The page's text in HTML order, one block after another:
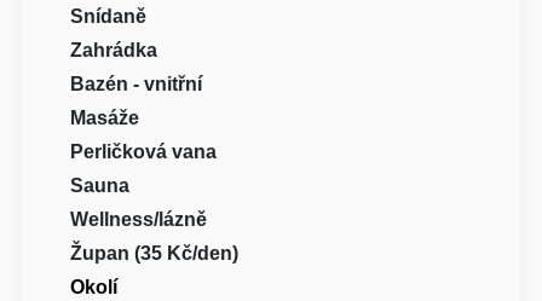
Snídaně
Zahrádka
Bazén - vnitřní
Masáže
Perličková vana
Sauna
Wellness/lázně
Župan (35 Kč/den)
Okolí